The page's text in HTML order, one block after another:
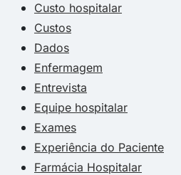
Custo hospitalar
Custos
Dados
Enfermagem
Entrevista
Equipe hospitalar
Exames
Experiência do Paciente
Farmácia Hospitalar